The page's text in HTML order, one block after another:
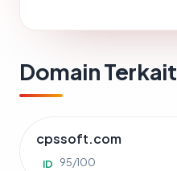
Domain Terkait
cpssoft.com
ID 95/100